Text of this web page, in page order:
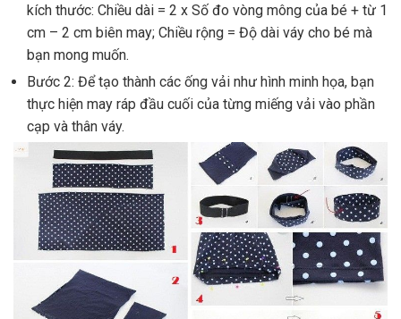
kích thước: Chiều dài = 2 x Số đo vòng mông của bé + từ 1
cm – 2 cm biên may; Chiều rộng = Độ dài váy cho bé mà
bạn mong muốn.
Bước 2: Để tạo thành các ống vải như hình minh họa, bạn
thực hiện may ráp đầu cuối của từng miếng vải vào phần
cạp và thân váy.